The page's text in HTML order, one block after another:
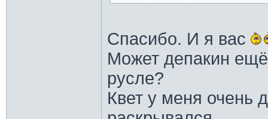
Спасибо. И я вас
Может депакин
русле?
Квет у меня очень